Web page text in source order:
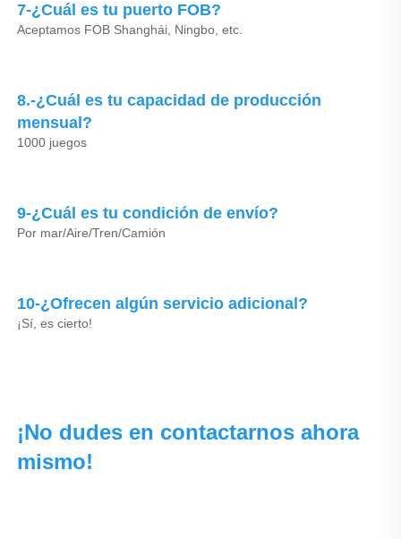
7-¿Cuál es tu puerto FOB?
Aceptamos FOB Shanghái, Ningbo, etc.
8.-¿Cuál es tu capacidad de producción
mensual?
1000 juegos
9-¿Cuál es tu condición de envío?
Por mar/Aire/Tren/Camión
10-¿Ofrecen algún servicio adicional?
¡Sí, es cierto!
¡No dudes en contactarnos ahora
mismo!